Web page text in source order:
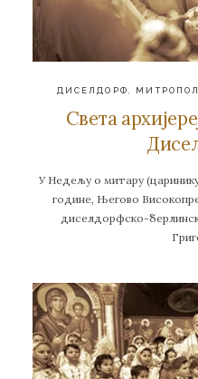
ДИСЕЛДОРФ
Света
У Недељу о митару
године, Његово
диселдорфско-